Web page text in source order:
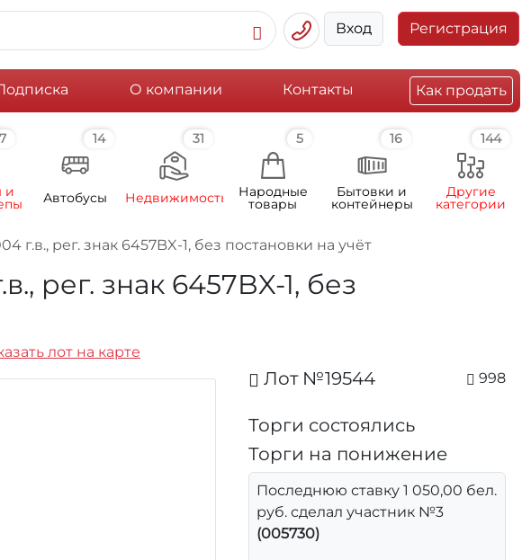
Вход Регистрация
О компании Контакты Как продать
и
14
Автобусы
31
Недвижимость
5
Народные
товары
16
Бытовки и
контейнеры
144
Другие
категории
рег. знак 6457BX-1, без постановки на учёт
рег. знак 6457BX-1, без
лот на карте
Лот №19544 998
Торги состоялись
Торги на понижение
Последнюю ставку 1 050,00 бел.
руб. сделал участник №3
(005730)